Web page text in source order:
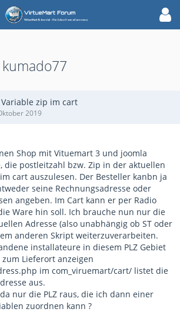
zip im cart
2019
Shop mit Vituemart 3 und joomla
die postleitzahl bzw. Zip in der aktuellen
cart auszulesen. Der Besteller kanbn ja
seine Rechnungsadresse oder
angeben. Im Cart kann er per Radio
Ware hin soll. Ich brauche nun nur die
Adresse (also unabhängig ob ST oder
anderen Skript weiterzuverarbeiten.
installateure in diesem PLZ Gebiet
Lieferort anzeigen
im com_viruemart/cart/ listet die
aus.
nur die PLZ raus, die ich dann einer
zuordnen kann ?